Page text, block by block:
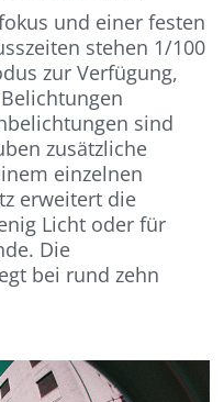
und einer festen
stehen 1/100
zur Verfügung,
sind
zusätzliche
einzelnen
erweitert die
Licht oder für
Die
bei rund zehn